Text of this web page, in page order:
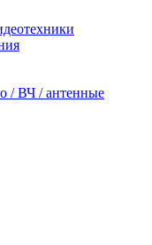
/ ВЧ / антенные